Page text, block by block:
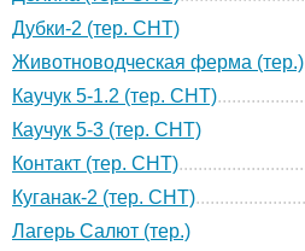
Дубки-2 (тер. СНТ)
Животноводческая ферма (тер.)
Каучук 5-1.2 (тер. СНТ)
Каучук 5-3 (тер. СНТ)
Контакт (тер. СНТ)
Куганак-2 (тер. СНТ)
Лагерь Салют (тер.)